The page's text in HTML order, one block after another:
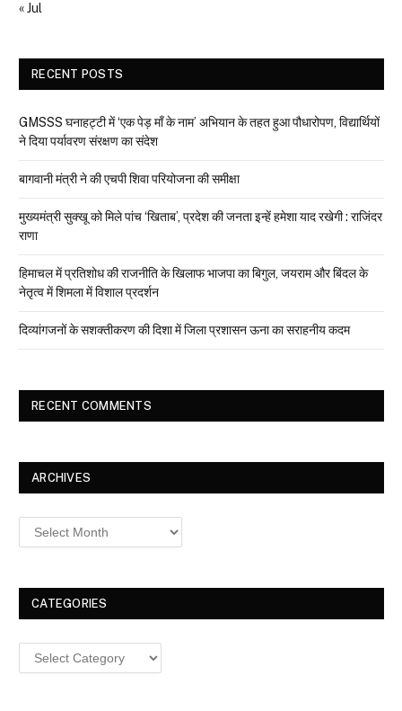
« Jul
RECENT POSTS
GMSSS घनाहट्टी में ‘एक पेड़ माँ के नाम’ अभियान के तहत हुआ पौधारोपण, विद्यार्थियों
ने दिया पर्यावरण संरक्षण का संदेश
बागवानी मंत्री ने की एचपी शिवा परियोजना की समीक्षा
मुख्यमंत्री सुक्खू को मिले पांच ‘खिताब’, प्रदेश की जनता इन्हें हमेशा याद रखेगी : राजिंदर
राणा
हिमाचल में प्रतिशोध की राजनीति के खिलाफ भाजपा का बिगुल, जयराम और बिंदल के
नेतृत्व में शिमला में विशाल प्रदर्शन
दिव्यांगजनों के सशक्तीकरण की दिशा में जिला प्रशासन ऊना का सराहनीय कदम
RECENT COMMENTS
ARCHIVES
Archives
CATEGORIES
Categories